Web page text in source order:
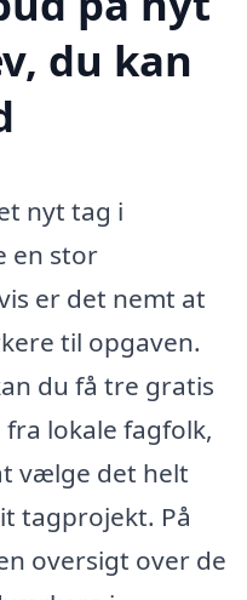
du kan
nyt tag i
en stor
er det nemt at
til opgaven.
du få tre gratis
lokale fagfolk,
vælge det helt
tagprojekt. På
oversigt over de